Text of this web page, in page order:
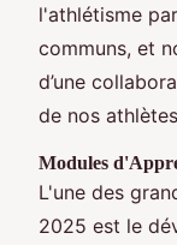
l'athlétisme
communs, et
d’une
de nos
Modules
L'une des
2025 est le